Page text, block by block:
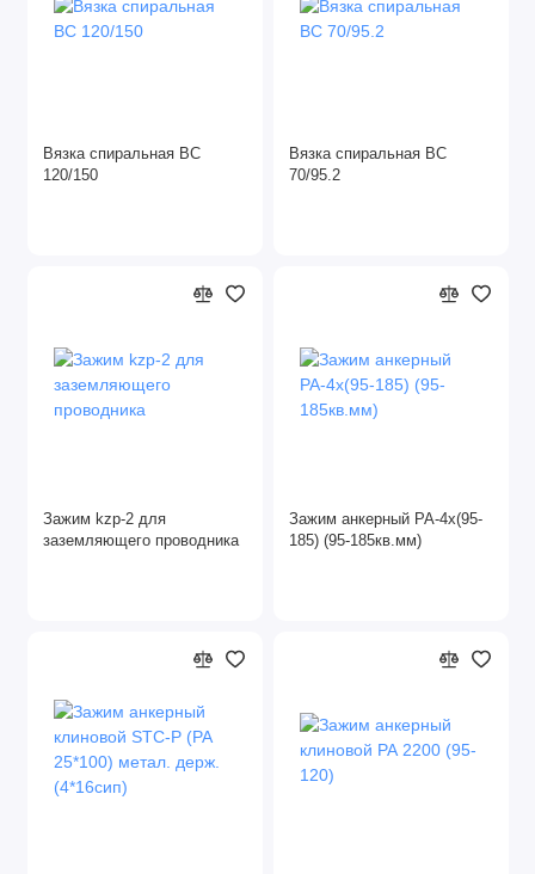
Коммутационное оборудование
Звонки
Вязка спиральная ВС
120/150
Вязка спиральная ВС
70/95.2
Зажим kzp-2 для
заземляющего проводника
Зажим анкерный PA-4х(95-
185) (95-185кв.мм)